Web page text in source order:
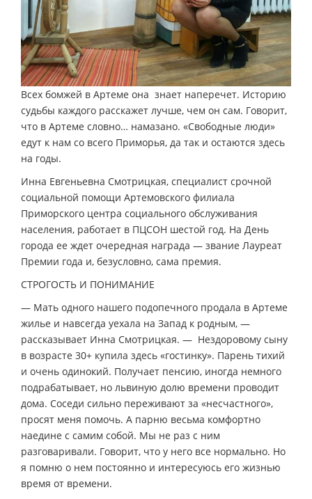
Всех бомжей в Артеме она знает наперечет. Историю
судьбы каждого расскажет лучше, чем он сам. Говорит,
что в Артеме словно… намазано. «Свободные люди»
едут к нам со всего Приморья, да так и остаются здесь
на годы.
Инна Евгеньевна Смотрицкая, специалист срочной
социальной помощи Артемовского филиала
Приморского центра социального обслуживания
населения, работает в ПЦСОН шестой год. На День
города ее ждет очередная награда — звание Лауреат
Премии года и, безусловно, сама премия.
СТРОГОСТЬ И ПОНИМАНИЕ
— Мать одного нашего подопечного продала в Артеме
жилье и навсегда уехала на Запад к родным, —
рассказывает Инна Смотрицкая. — Нездоровому сыну
в возрасте 30+ купила здесь «гостинку». Парень тихий
и очень одинокий. Получает пенсию, иногда немного
подрабатывает, но львиную долю времени проводит
дома. Соседи сильно переживают за «несчастного»,
просят меня помочь. А парню весьма комфортно
наедине с самим собой. Мы не раз с ним
разговаривали. Говорит, что у него все нормально. Но
я помню о нем постоянно и интересуюсь его жизнью
время от времени.